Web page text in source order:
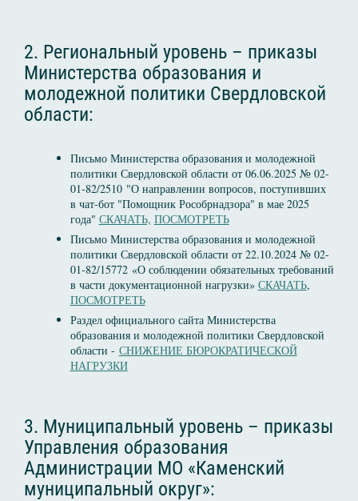
2. Региональный уровень – приказы
Министерства образования и
молодежной политики Свердловской
области:
Письмо Министерства образования и молодежной
политики Свердловской области от 06.06.2025 № 02-
01-82/2510 "О направлении вопросов, поступивших
в чат-бот "Помощник Рособрнадзора" в мае 2025
года" СКАЧАТЬ, ПОСМОТРЕТЬ
Письмо Министерства образования и молодежной
политики Свердловской области от 22.10.2024 № 02-
01-82/15772 «О соблюдении обязательных требований
в части документационной нагрузки» СКАЧАТЬ,
ПОСМОТРЕТЬ
Раздел официального сайта Министерства
образования и молодежной политики Свердловской
области - СНИЖЕНИЕ БЮРОКРАТИЧЕСКОЙ
НАГРУЗКИ
3. Муниципальный уровень – приказы
Управления образования
Администрации МО «Каменский
муниципальный округ»: